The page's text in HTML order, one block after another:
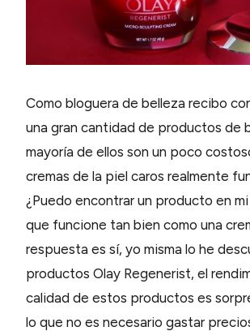
Como bloguera de belleza recibo
una gran cantidad de productos de
mayoría de ellos son un poco
cremas de la piel caros realmente
¿Puedo encontrar un producto en
que funcione tan bien como una
respuesta es sí, yo misma lo he
productos Olay Regenerist, el
calidad de estos productos es
lo que no es necesario gastar